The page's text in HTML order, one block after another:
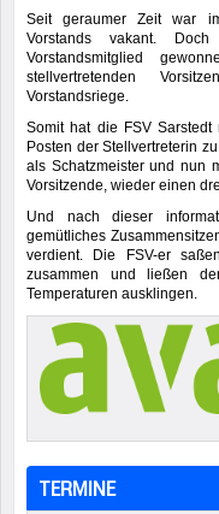
Seit geraumer Zeit war
Vorstands vakant.
Vorstandsmitglied
stellvertretenden
Vorstandsriege.
Somit hat die FSV
Posten der Stellvertreterin
als Schatzmeister und nun
Vorsitzende, wieder einen
Und nach dieser
gemütliches
verdient. Die FSV-er
zusammen und ließen
Temperaturen ausklingen.
TERMINE